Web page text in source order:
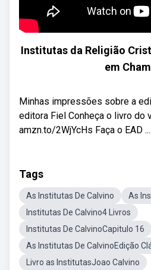
Institutas da Religião
em
Minhas impressões sobre a
editora Fiel Conheça o livro do
amzn.to/2WjYcHs Faça o EAD ...
Tags
As Institutas De Calvino
As
Institutas De Calvino4 Livros
Institutas De CalvinoCapitulo 16
As Institutas De CalvinoEdição
Livro as InstitutasJoao Calvino